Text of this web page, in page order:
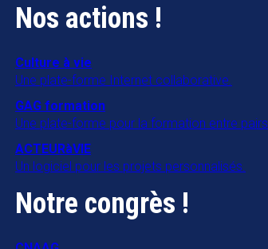
Nos actions !
Culture à vie
Une plate-forme Internet collaborative.
GAG formation
Une plate-forme pour la formation entre pairs
ACTEURàVIE
Un logiciel pour les projets personnalisés.
Notre congrès !